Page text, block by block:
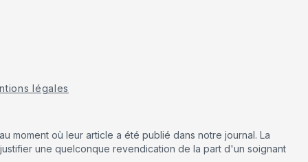
légales
moment où leur article a été publié dans notre journal. La
une quelconque revendication de la part d'un soignant